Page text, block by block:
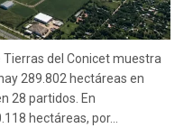
del Conicet muestra
289.802 hectáreas en
28 partidos. En
hectáreas, por...